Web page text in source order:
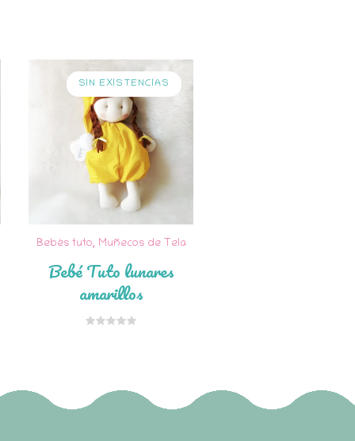
SIN EXISTENCIAS
Bebés tuto, Muñecos de Tela
Bebé Tuto lunares
amarillos